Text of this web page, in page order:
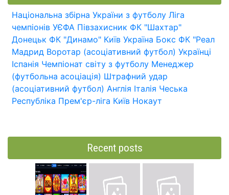
Національна збірна України з футболу Ліга
чемпіонів УЄФА Півзахисник ФК "Шахтар"
Донецьк ФК "Динамо" Київ Україна Бокс ФК "Реал
Мадрид Воротар (асоціативний футбол) Українці
Іспанія Чемпіонат світу з футболу Менеджер
(футбольна асоціація) Штрафний удар
(асоціативний футбол) Англія Італія Чеська
Республіка Прем'єр-ліга Київ Нокаут
Recent posts